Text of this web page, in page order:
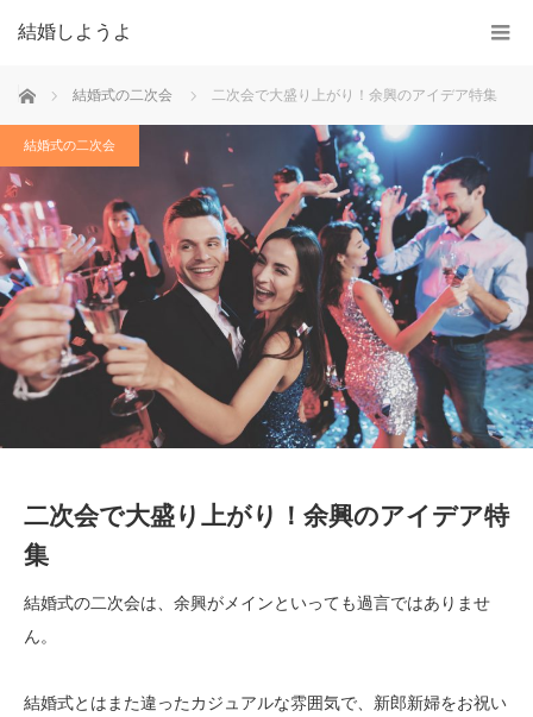
結婚しようよ
ホーム 結婚式の二次会 二次会で大盛り上がり！余興のアイデア特集
結婚式の二次会
二次会で大盛り上がり！余興のアイデア特
集
結婚式の二次会は、余興がメインといっても過言ではありませ
ん。
結婚式とはまた違ったカジュアルな雰囲気で、新郎新婦をお祝い